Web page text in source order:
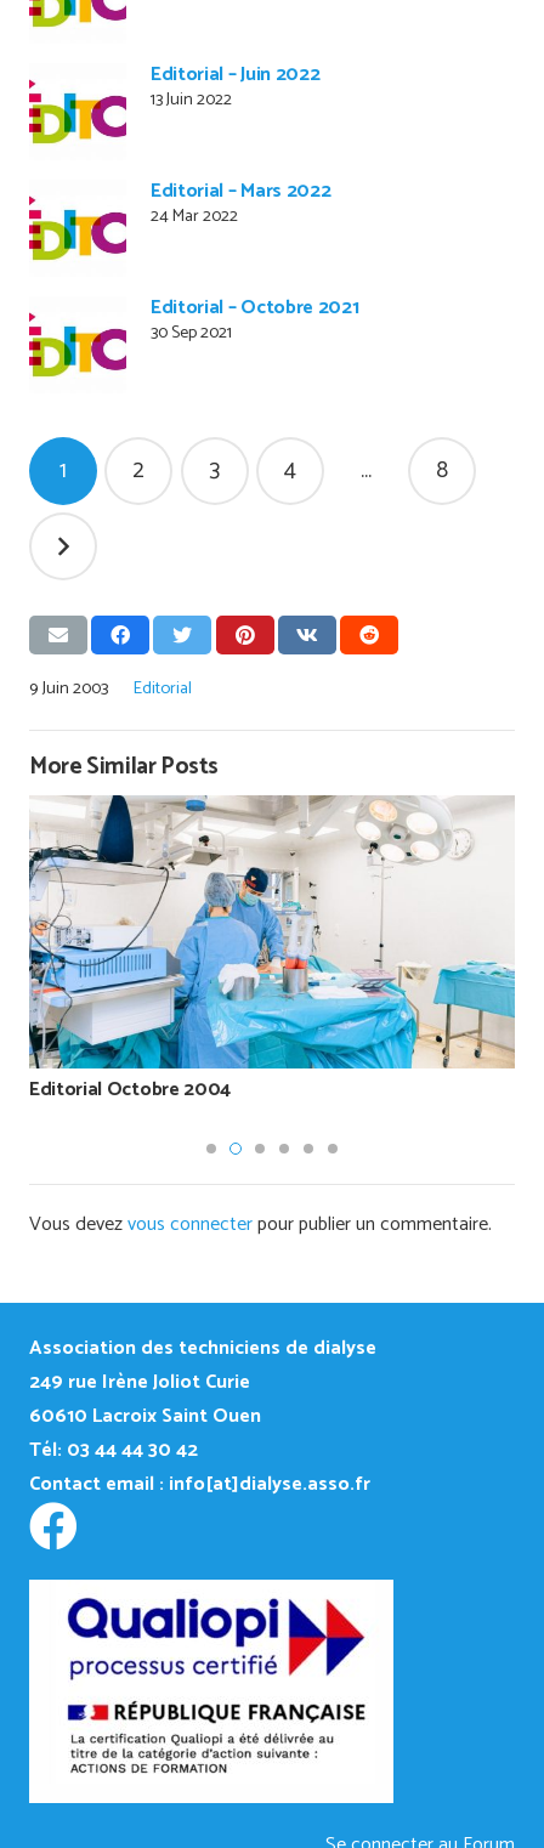
Editorial – Juin 2022
13 Juin 2022
Editorial – Mars 2022
24 Mar 2022
Editorial – Octobre 2021
30 Sep 2021
Pagination
des
publications
1 2 3 4 … 8
9 Juin 2003 Editorial
More Similar Posts
Editorial Octobre 2004
Vous devezvous connecterpour publier un commentaire.
Association des techniciens de dialyse
249 rue Irène Joliot Curie
60610 Lacroix Saint Ouen
Tél: 03 44 44 30 42
Contact email : info[at]dialyse.asso.fr